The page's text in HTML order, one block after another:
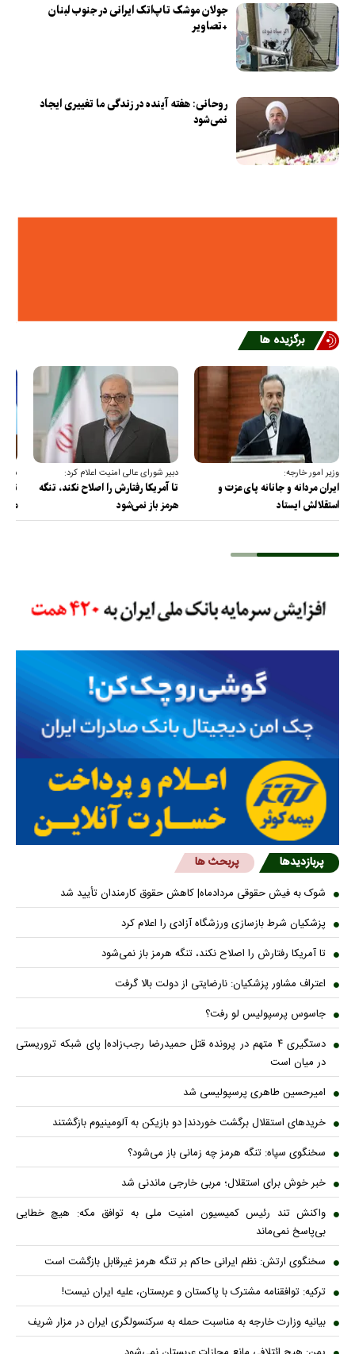
جولان موشک تاپ‌اتک ایرانی در جنوب لبنان
+تصاویر
روحانی: هفته آینده در زندگی ما تغییری ایجاد
نمی‌شود
برگزیده ها
وزیر امور خارجه:
ایران مردانه و جانانه پای عزت و
استقلالش ایستاد
دبیر شورای عالی امنیت اعلام کرد:
تا آمریکا رفتارش را اصلاح نکند، تنگه
هرمز باز نمی‌شود
پربازدیدها پربحث ها
شوک به فیش حقوقی مردادماه| کاهش حقوق کارمندان تأیید شد
پزشکیان شرط بازسازی ورزشگاه آزادی را اعلام کرد
تا آمریکا رفتارش را اصلاح نکند، تنگه هرمز باز نمی‌شود
اعتراف مشاور پزشکیان: نارضایتی از دولت بالا گرفت
جاسوس پرسپولیس لو رفت؟
دستگیری ۴ متهم در پرونده قتل حمیدرضا رجب‌زاده| پای شبکه تروریستی
در میان است
امیرحسین طاهری پرسپولیسی شد
خریدهای استقلال برگشت خوردند| دو بازیکن به آلومینیوم بازگشتند
سخنگوی سپاه: تنگه هرمز چه زمانی باز می‌شود؟
خبر خوش برای استقلال؛ مربی خارجی ماندنی شد
واکنش تند رئیس کمیسیون امنیت ملی به توافق مکه: هیچ خطایی
بی‌پاسخ نمی‌ماند
سخنگوی ارتش: نظم ایرانی حاکم بر تنگه هرمز غیرقابل بازگشت است
ترکیه: توافقنامه مشترک با پاکستان و عربستان، علیه ایران نیست!
بیانیه وزارت خارجه به مناسبت حمله به سرکنسولگری ایران در مزار شریف